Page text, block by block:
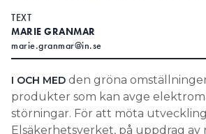
TEXT
MARIE GRANMAR
marie.granmar@in.se
I OCH MED den gröna
produkter som kan avge
störningar. För att möta
Elsäkerhetsverket, på uppdrag av